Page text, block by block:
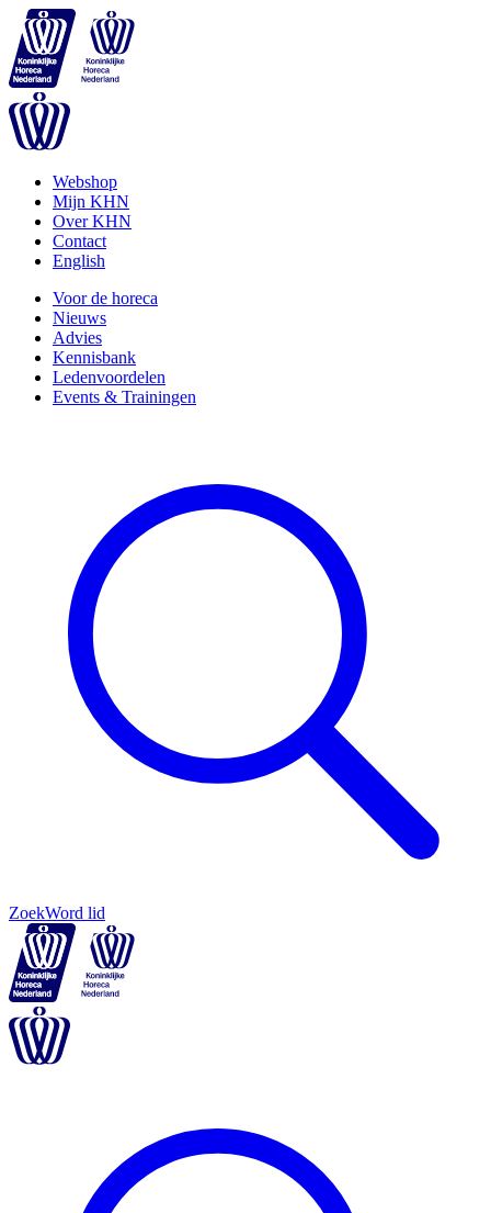
Webshop
Mijn KHN
Over KHN
Contact
English
Voor de horeca
Nieuws
Advies
Kennisbank
Ledenvoordelen
Events & Trainingen
ZoekWord lid